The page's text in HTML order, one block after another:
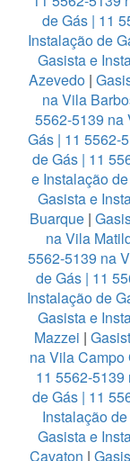
de Gás | 11
Instalação de
Gasista e
Azevedo|
na Vila
5562-5139 na
Gás | 11 5562-
de Gás | 11
e Instalação
Gasista e
Buarque|
na Vila
5562-5139 na
de Gás | 11
Instalação de
Gasista e
Mazzei |
na Vila Campo
11 5562-
de Gás | 11
Instalação
Gasista e
Cavaton |